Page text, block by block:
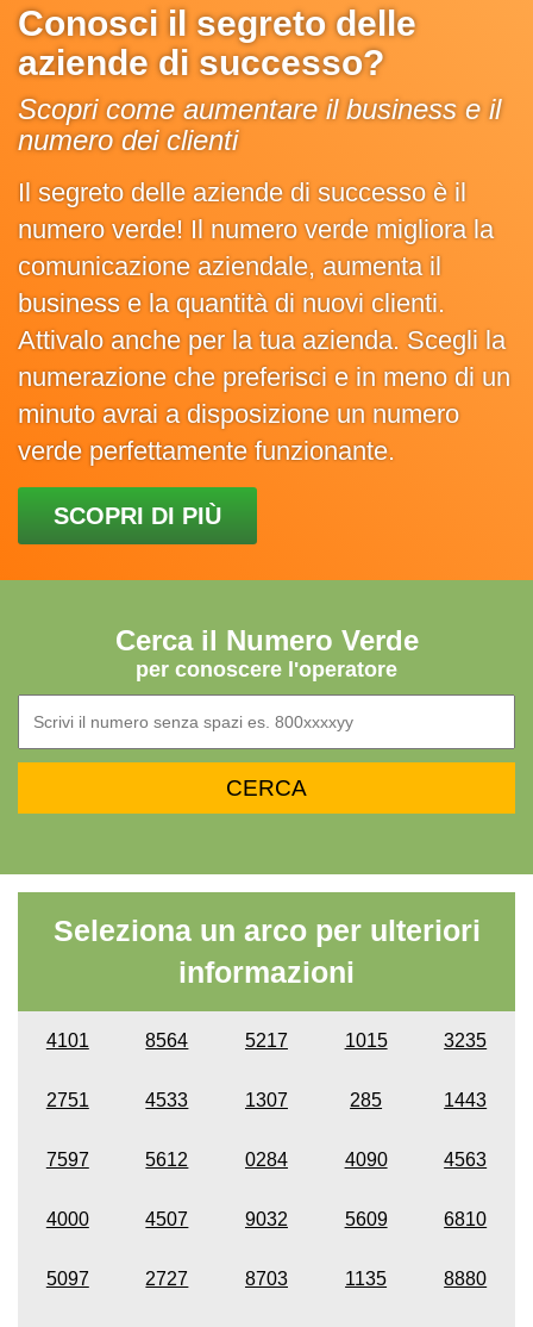
Conosci il segreto delle
aziende di successo?
Scopri come aumentare il business e il
numero dei clienti
Il segreto delle aziende di successo è il
numero verde! Il numero verde migliora la
comunicazione aziendale, aumenta il
business e la quantità di nuovi clienti.
Attivalo anche per la tua azienda. Scegli la
numerazione che preferisci e in meno di un
minuto avrai a disposizione un numero
verde perfettamente funzionante.
SCOPRI DI PIÙ
Cerca il Numero Verde
per conoscere l'operatore
Seleziona un arco per ulteriori
informazioni
4101 8564 5217 1015 3235
2751 4533 1307 285 1443
7597 5612 0284 4090 4563
4000 4507 9032 5609 6810
5097 2727 8703 1135 8880